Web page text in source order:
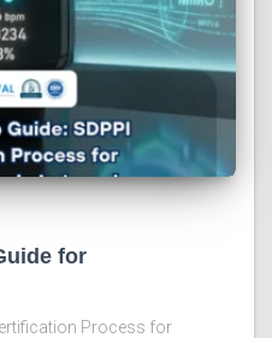
for
Process for